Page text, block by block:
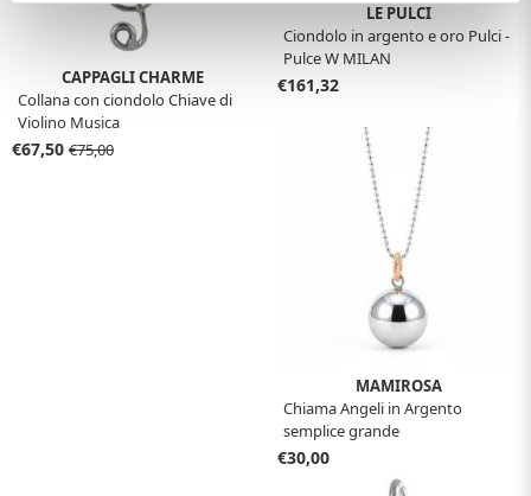
CAPPAGLI CHARME
Collana con ciondolo Chiave di
Violino Musica
€67,50 €75,00
LE PULCI
Ciondolo in argento e oro Pulci -
Pulce W MILAN
€161,32
MAMIROSA
Chiama Angeli in Argento
semplice grande
€30,00